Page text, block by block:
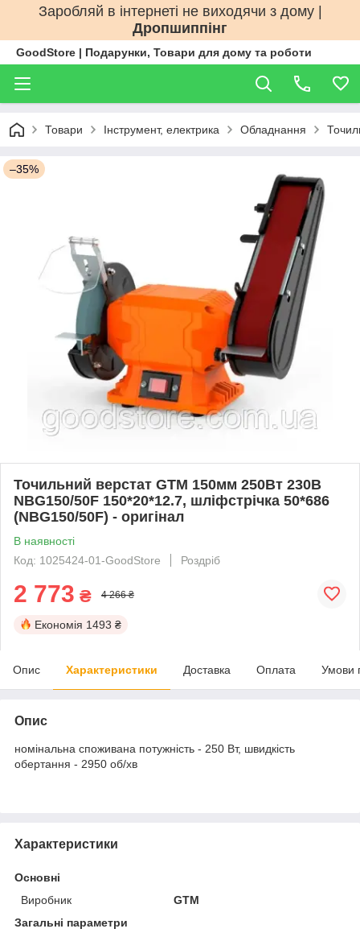
Заробляй в інтернеті не виходячи з дому |
Дропшиппінг
GoodStore | Подарунки, Товари для дому та роботи
Товари Інструмент, електрика Обладнання
–35%
Точильний верстат GTM 150мм 250Вт 230В
NBG150/50F 150*20*12.7, шліфстрічка 50*686
(NBG150/50F) - оригінал
В наявності
Код: 1025424-01-GoodStore
Роздріб
2 773 ₴ 4 266 ₴
Економія 1493 ₴
Опис Характеристики Доставка Оплата Умови
Опис
номінальна споживана потужність - 250 Вт, швидкість
обертання - 2950 об/хв
Характеристики
Основні
Виробник
GTM
Загальні параметри